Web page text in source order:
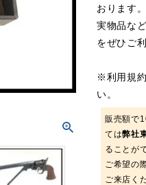
おります
実物品な
をぜひご
※利用規約
い。
販売額で
ては弊社
ることが
ご希望の
ご来店く